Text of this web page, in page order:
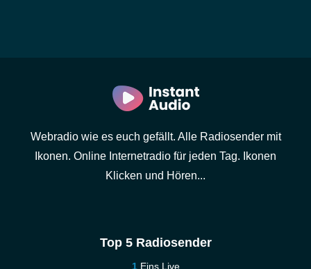
Webradio wie es euch gefällt. Alle Radiosender mit
Ikonen. Online Internetradio für jeden Tag. Ikonen
Klicken und Hören...
Top 5 Radiosender
Eins Live